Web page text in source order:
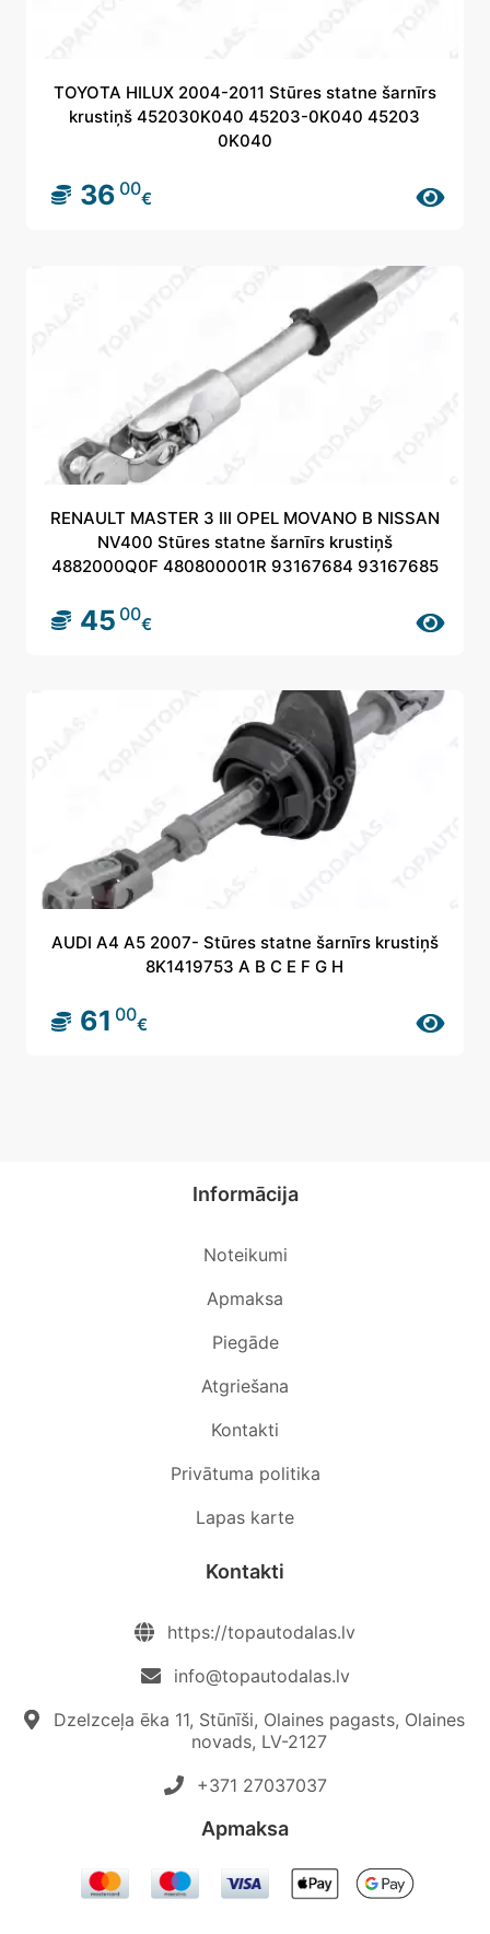
TOYOTA HILUX 2004-2011 Stūres statne šarnīrs
krustiņš 452030K040 45203-0K040 45203
0K040
36 00€
RENAULT MASTER 3 III OPEL MOVANO B NISSAN
NV400 Stūres statne šarnīrs krustiņš
4882000Q0F 480800001R 93167684 93167685
45 00€
AUDI A4 A5 2007- Stūres statne šarnīrs krustiņš
8K1419753 A B C E F G H
61 00€
Informācija
Noteikumi
Apmaksa
Piegāde
Atgriešana
Kontakti
Privātuma politika
Lapas karte
Kontakti
https://topautodalas.lv
info@topautodalas.lv
Dzelzceļa ēka 11, Stūnīši, Olaines pagasts, Olaines
novads, LV-2127
+371 27037037‬
Apmaksa